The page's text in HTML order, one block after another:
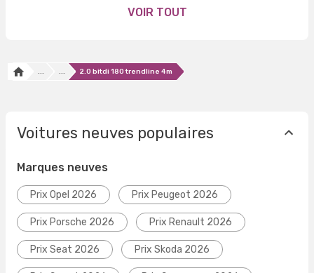
VOIR TOUT
... ... 2.0 bitdi 180 trendline 4m
Voitures neuves populaires
Marques neuves
Prix Opel 2026 Prix Peugeot 2026
Prix Porsche 2026 Prix Renault 2026
Prix Seat 2026 Prix Skoda 2026